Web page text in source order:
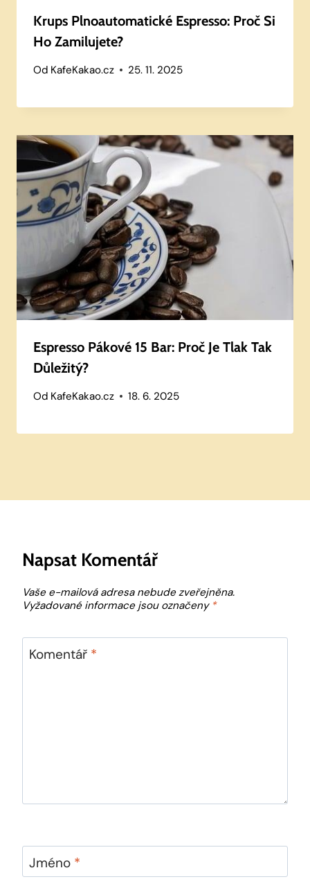
Krups Plnoautomatické Espresso: Proč Si
Ho Zamilujete?
Od KafeKakao.cz 25. 11. 2025
Espresso Pákové 15 Bar: Proč Je Tlak Tak
Důležitý?
Od KafeKakao.cz 18. 6. 2025
Napsat Komentář
Vaše e-mailová adresa nebude zveřejněna.
Vyžadované informace jsou označeny *
Komentář *
Jméno *